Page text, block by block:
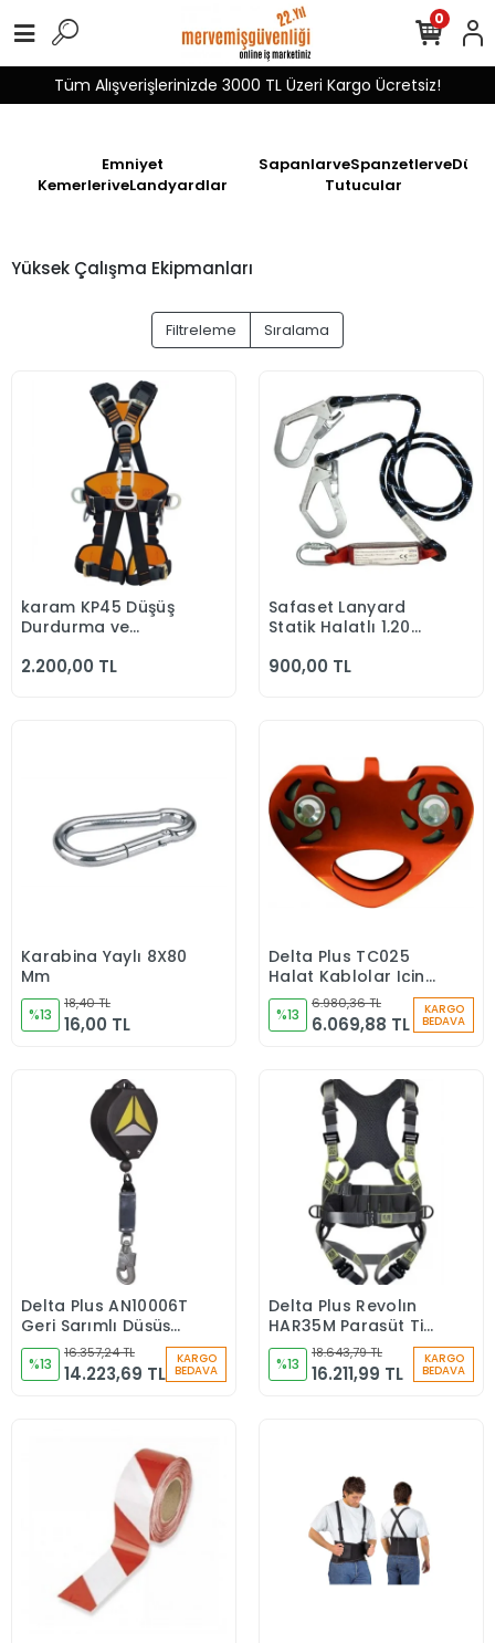
Tüm Alışverişlerinizde 3000 TL Üzeri Kargo Ücretsiz!
0
Emniyet
KemerleriveLandyardlar
Tutucular
Yüksek Çalışma Ekipmanları
Filtreleme Sıralama
Sepete Ekle
karam KP45 Düşüş
Durdurma ve
Bacak Destekli
2.200,00 TL
Sepete Ekle
Safaset Lanyard
Statik Halatlı 1,20
900,00 TL
Sepete Ekle
Karabina Yaylı 8X80
Mm
%13
18,40 TL
16,00 TL
Sepete Ekle
Delta Plus TC025
Halat Kablolar Için
Çift Kansak Makara
%13
6.980,36 TL
6.069,88 TL
KARGO
BEDAVA
Sepete Ekle
Delta Plus AN10006T
Geri Sarımlı Düşüş
Durdurucu
%13
16.357,24 TL
14.223,69 TL
KARGO
BEDAVA
Sepete Ekle
Delta Plus Revolın
HAR35M Paraşüt Tipi
Emniyet Kemeri GRİ-
SARI
%13
18.643,79 TL
16.211,99 TL
KARGO
BEDAVA